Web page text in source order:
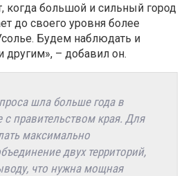
когда большой и сильный город
до своего уровня более
Будем наблюдать и
другим», – добавил он.
шла больше года в
с правительством края. Для
максимально
двух территорий,
что нужна мощная